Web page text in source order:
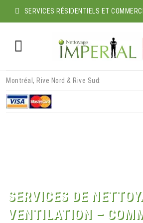
SERVICES RÉSIDENTIELS ET
content
Montréal, Rive Nord & Rive Sud:
SERVICES DE
VENTILATION –